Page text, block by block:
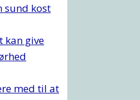
sund kost
kan give
med til at